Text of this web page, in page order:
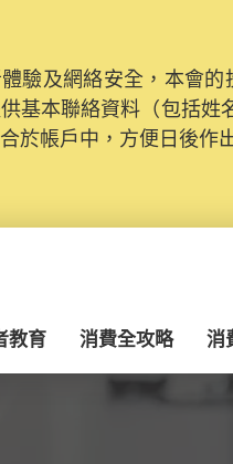
驗及網絡安全，本會
基本聯絡資料（包括
於帳戶中，方便日後作
教育 消費全攻略 消